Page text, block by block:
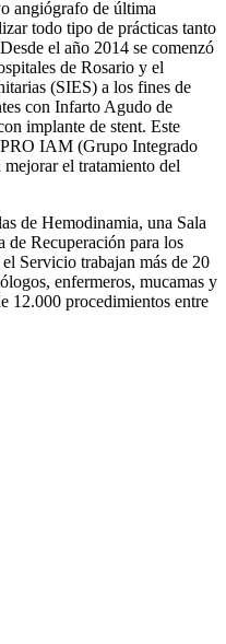
angiógrafo de última
todo tipo de prácticas tanto
el año 2014 se comenzó
de Rosario y el
(SIES) a los fines de
con Infarto Agudo de
implante de stent. Este
IAM (Grupo Integrado
el tratamiento del
de Hemodinamia, una Sala
de Recuperación para los
Servicio trabajan más de 20
enfermeros, mucamas y
12.000 procedimientos entre